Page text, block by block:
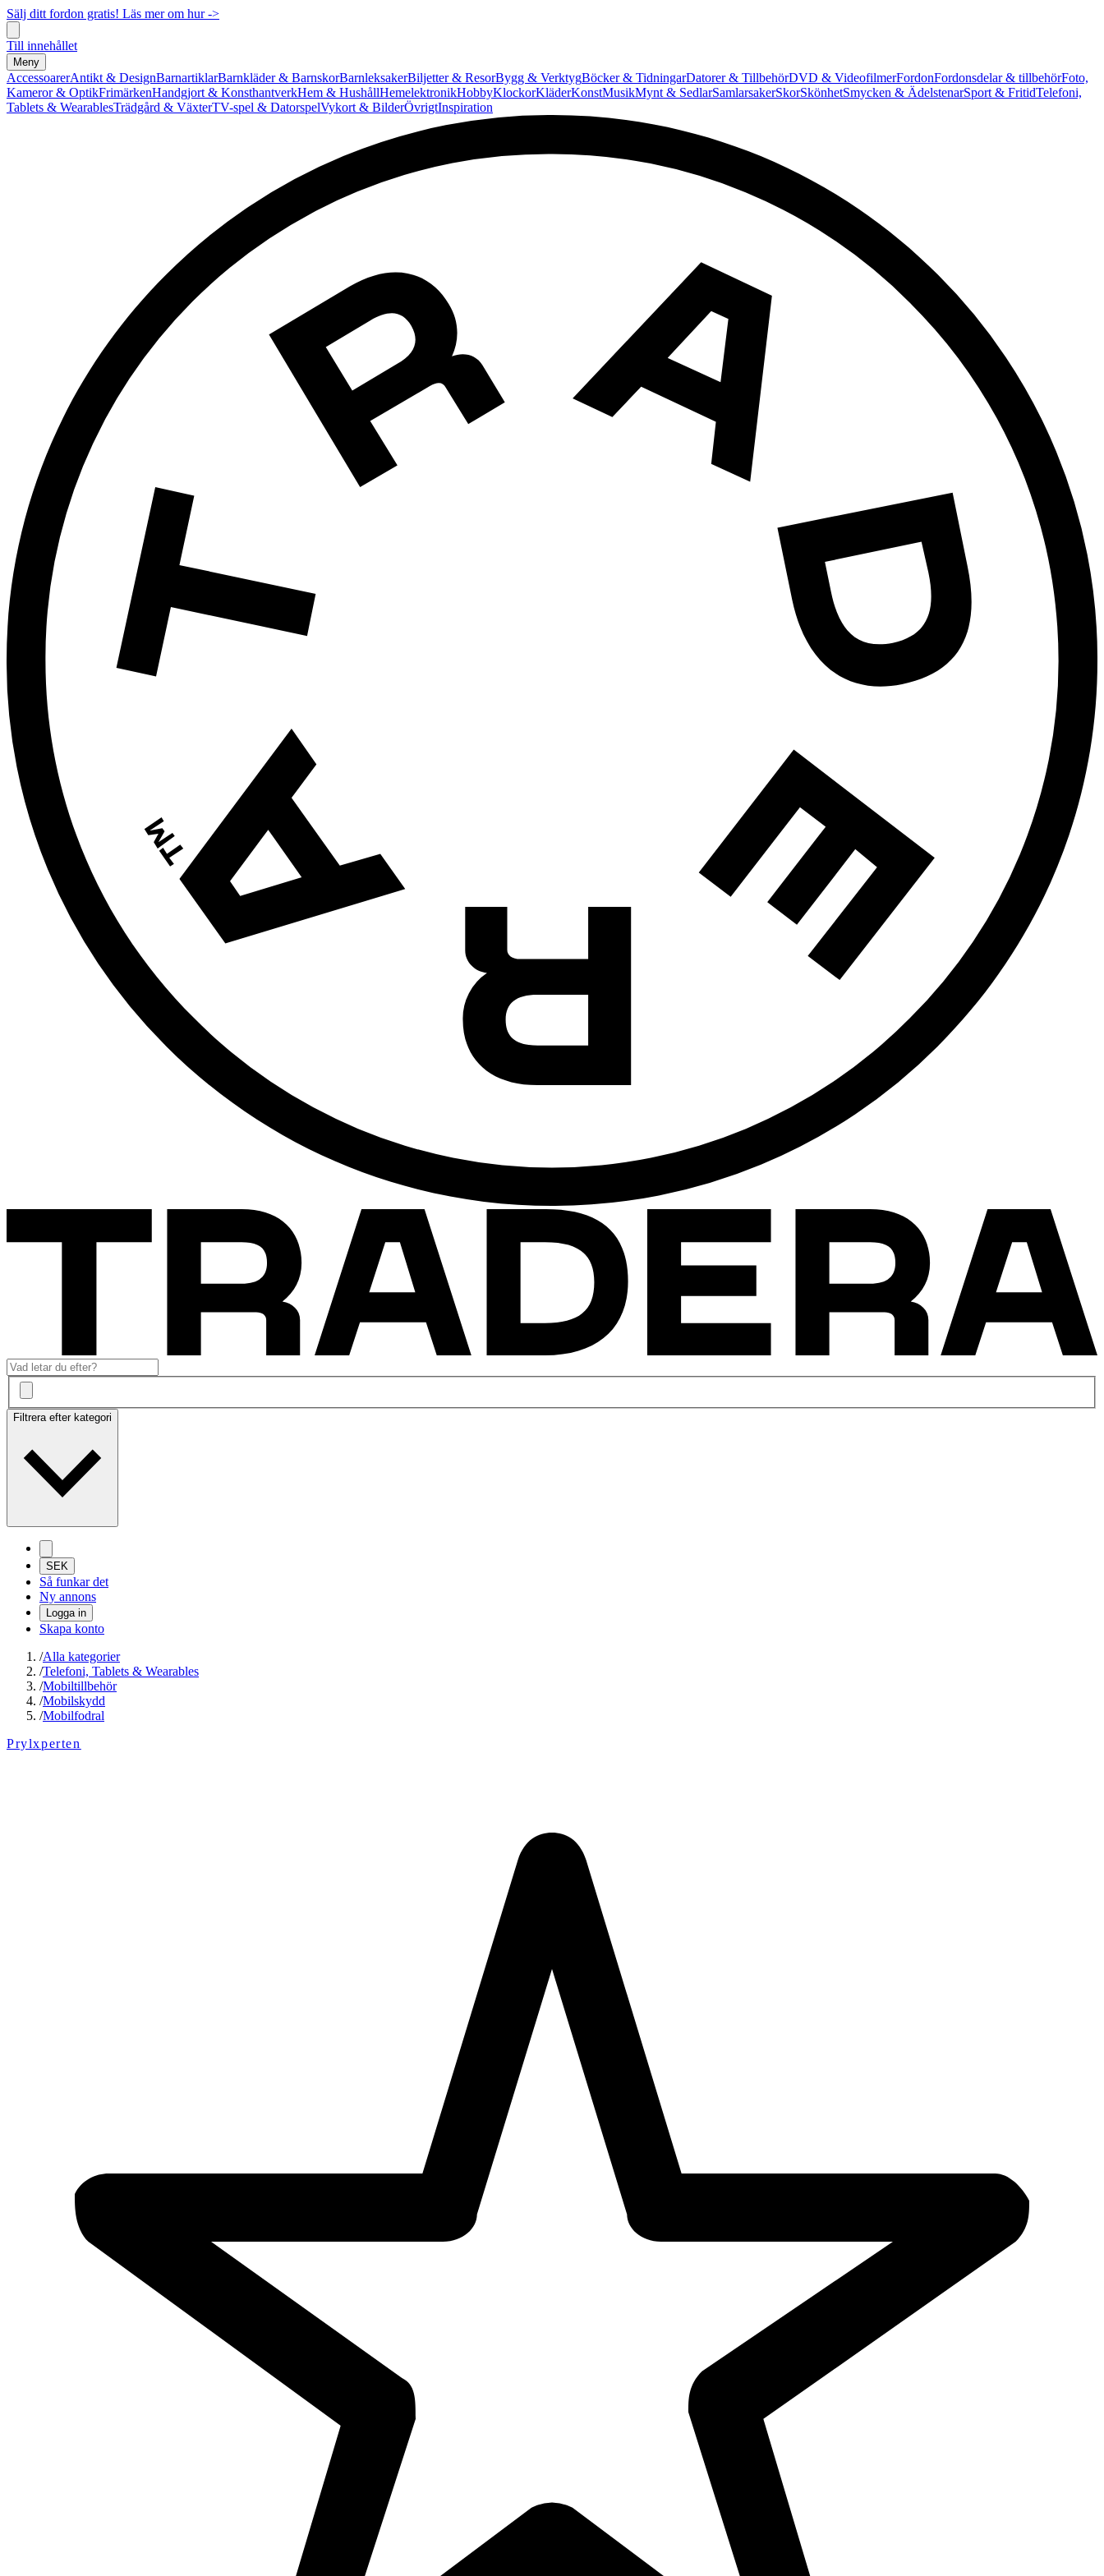
Sälj ditt fordon gratis! Läs mer om hur ->
Till innehållet
Meny
AccessoarerAntikt & DesignBarnartiklarBarnkläder & BarnskorBarnleksakerBiljetter & ResorBygg & VerktygBöcker & TidningarDatorer & TillbehörDVD & VideofilmerFordonFordonsdelar & tillbehörFoto,
Kameror & OptikFrimärkenHandgjort & KonsthantverkHem & HushållHemelektronikHobbyKlockorKläderKonstMusikMynt & SedlarSamlarsakerSkorSkönhetSmycken & ÄdelstenarSport & FritidTelefoni,
Tablets & WearablesTrädgård & VäxterTV-spel & DatorspelVykort & BilderÖvrigtInspiration
Filtrera efter kategori
SEK
Så funkar det
Ny annons
Logga in
Skapa konto
/Alla kategorier
/Telefoni, Tablets & Wearables
/Mobiltillbehör
/Mobilskydd
/Mobilfodral
Prylxperten